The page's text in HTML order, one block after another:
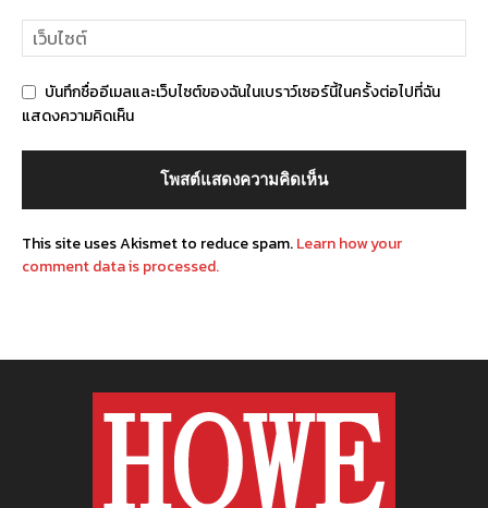
บันทึกชื่ออีเมลและเว็บไซต์ของฉันในเบราว์เซอร์นี้ในครั้งต่อไปที่ฉัน
แสดงความคิดเห็น
This site uses Akismet to reduce spam.Learn how your
comment data is processed.